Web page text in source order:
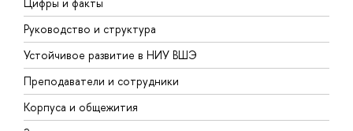
Руководство и структура
Устойчивое развитие в НИУ ВШЭ
Преподаватели и сотрудники
Корпуса и общежития